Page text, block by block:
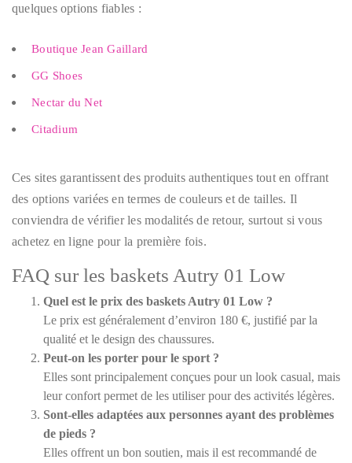
quelques options fiables :
Boutique Jean Gaillard
GG Shoes
Nectar du Net
Citadium
Ces sites garantissent des produits authentiques tout en offrant
des options variées en termes de couleurs et de tailles. Il
conviendra de vérifier les modalités de retour, surtout si vous
achetez en ligne pour la première fois.
FAQ sur les baskets Autry 01 Low
Quel est le prix des baskets Autry 01 Low ?
Le prix est généralement d’environ 180 €, justifié par la
qualité et le design des chaussures.
Peut-on les porter pour le sport ?
Elles sont principalement conçues pour un look casual, mais
leur confort permet de les utiliser pour des activités légères.
Sont-elles adaptées aux personnes ayant des problèmes
de pieds ?
Elles offrent un bon soutien, mais il est recommandé de